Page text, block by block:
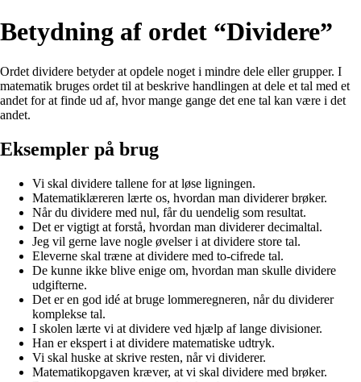
Betydning af ordet “Dividere”
Ordet dividere betyder at opdele noget i mindre dele eller grupper. I
matematik bruges ordet til at beskrive handlingen at dele et tal med et
andet for at finde ud af, hvor mange gange det ene tal kan være i det
andet.
Eksempler på brug
Vi skal dividere tallene for at løse ligningen.
Matematiklæreren lærte os, hvordan man dividerer brøker.
Når du dividere med nul, får du uendelig som resultat.
Det er vigtigt at forstå, hvordan man dividerer decimaltal.
Jeg vil gerne lave nogle øvelser i at dividere store tal.
Eleverne skal træne at dividere med to-cifrede tal.
De kunne ikke blive enige om, hvordan man skulle dividere
udgifterne.
Det er en god idé at bruge lommeregneren, når du dividerer
komplekse tal.
I skolen lærte vi at dividere ved hjælp af lange divisioner.
Han er ekspert i at dividere matematiske udtryk.
Vi skal huske at skrive resten, når vi dividerer.
Matematikopgaven kræver, at vi skal dividere med brøker.